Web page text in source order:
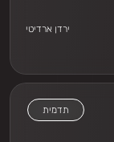
ירדן ארדיטי
תדמית